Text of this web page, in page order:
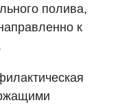
полива,
к